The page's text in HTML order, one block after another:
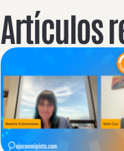
Artículos